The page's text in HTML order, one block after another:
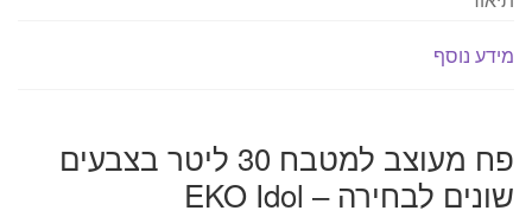
EKO
Idol
מידע נוסף
פח מעוצב למטבח 30 ליטר בצבעים
שונים לבחירה – EKO Idol